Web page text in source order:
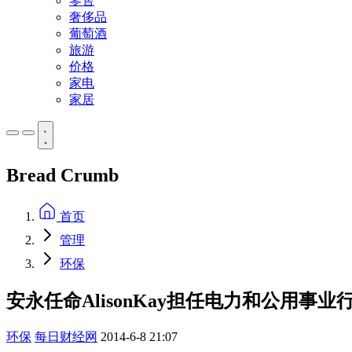
奢侈品
葡萄酒
旅游
价格
家电
家居
Bread Crumb
首页
管理
环保
安永任命AlisonKay担任电力和公用事业
环保 每日财经网 2014-6-8 21:07